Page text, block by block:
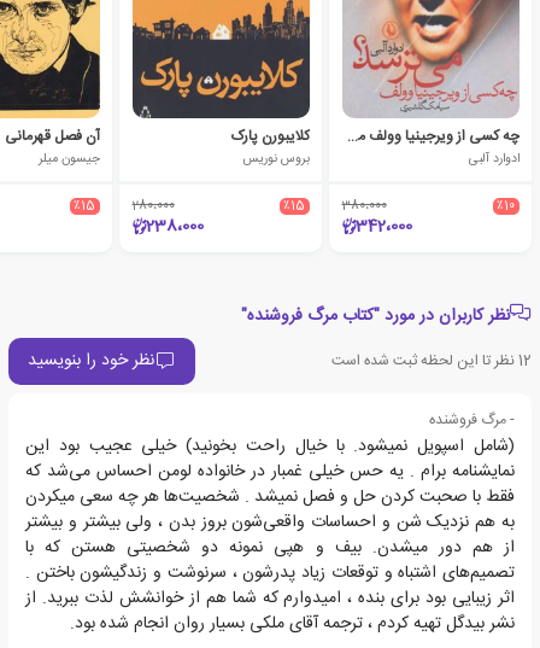
چه کسی از ویرجینیا وولف می ترسد
ادوارد آلبی
٪10 380،000
342،000
کلایبورن پارک
بروس نوریس
٪15 280،000
238،000
آن فصل قهرمانی
جیسون میلر
٪15
نظر کاربران در مورد "کتاب مرگ فروشنده"
12نظر تا این لحظه ثبت شده است نظر خود را بنویسید
- مرگ فروشنده
(شامل اسپویل نمیشود. با خیال راحت بخونید) خیلی عجیب بود این
نمایشنامه برام . یه حس خیلی غمبار در خانواده لومن احساس می‌شد که
فقط با صحبت کردن حل و فصل نمیشد . شخصیت‌ها هر چه سعی میکردن
به هم نزدیک شن و احساسات واقعی‌شون بروز بدن ، ولی بیشتر و بیشتر
از هم دور میشدن. بیف و هپی نمونه دو شخصیتی هستن که با
تصمیم‌های اشتباه و توقعات زیاد پدرشون ، سرنوشت و زندگیشون باختن .
اثر زیبایی بود برای بنده ، امیدوارم که شما هم از خوانشش لذت ببرید. از
نشر بیدگل تهیه کردم ، ترجمه آقای ملکی بسیار روان انجام شده بود.